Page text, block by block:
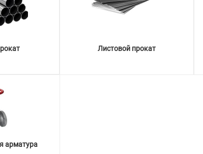
Листовой прокат
арматура